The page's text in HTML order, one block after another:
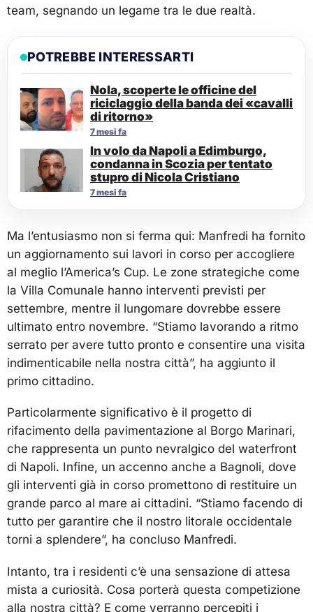
team, segnando un legame tra le due realtà.
POTREBBE INTERESSARTI
Nola, scoperte le officine del
riciclaggio della banda dei «cavalli
di ritorno»
7 mesi fa
In volo da Napoli a Edimburgo,
condanna in Scozia per tentato
stupro di Nicola Cristiano
7 mesi fa
Ma l’entusiasmo non si ferma qui: Manfredi ha fornito
un aggiornamento sui lavori in corso per accogliere
al meglio l’America’s Cup. Le zone strategiche come
la Villa Comunale hanno interventi previsti per
settembre, mentre il lungomare dovrebbe essere
ultimato entro novembre. “Stiamo lavorando a ritmo
serrato per avere tutto pronto e consentire una visita
indimenticabile nella nostra città”, ha aggiunto il
primo cittadino.
Particolarmente significativo è il progetto di
rifacimento della pavimentazione al Borgo Marinari,
che rappresenta un punto nevralgico del waterfront
di Napoli. Infine, un accenno anche a Bagnoli, dove
gli interventi già in corso promettono di restituire un
grande parco al mare ai cittadini. “Stiamo facendo di
tutto per garantire che il nostro litorale occidentale
torni a splendere”, ha concluso Manfredi.
Intanto, tra i residenti c’è una sensazione di attesa
mista a curiosità. Cosa porterà questa competizione
alla nostra città? E come verranno percepiti i